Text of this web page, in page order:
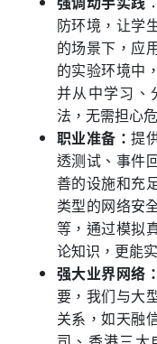
防环境，让学
的场景下，应
的实验环境中
并从中学习、
法，无需担心
职业准备：提
透测试、事件
善的设施和充
类型的网络安
等，通过模拟
论知识，更能
强大业界网络：
要，我们与大
关系，如天融